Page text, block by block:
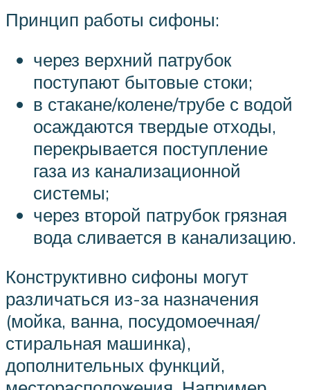
Принцип работы сифоны:
через верхний патрубок
поступают бытовые стоки;
в стакане/колене/трубе с водой
осаждаются твердые отходы,
перекрывается поступление
газа из канализационной
системы;
через второй патрубок грязная
вода сливается в канализацию.
Конструктивно сифоны могут
различаться из-за назначения
(мойка, ванна, посудомоечная/
стиральная машинка),
дополнительных функций,